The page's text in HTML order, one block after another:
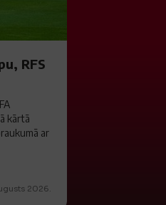
RFS
kārtā
ar
2026.